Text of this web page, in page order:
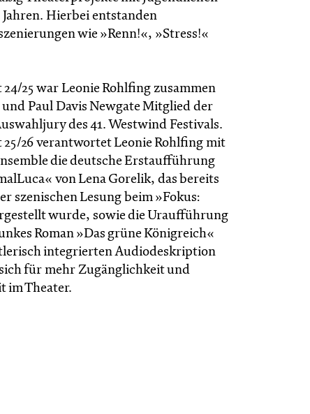
Jahren. Hierbei entstanden
wie »Renn!«, »Stress!«
25 war Leonie Rohlfing zusammen
Paul Davis Newgate Mitglied der
des 41. Westwind Festivals.
25/26 verantwortet Leonie Rohlfing mit
die deutsche Erstaufführung
von Lena Gorelik, das bereits
szenischen Lesung beim »Fokus:
wurde, sowie die Uraufführung
Roman »Das grüne Königreich«
integrierten Audiodeskription
für mehr Zugänglichkeit und
im Theater.